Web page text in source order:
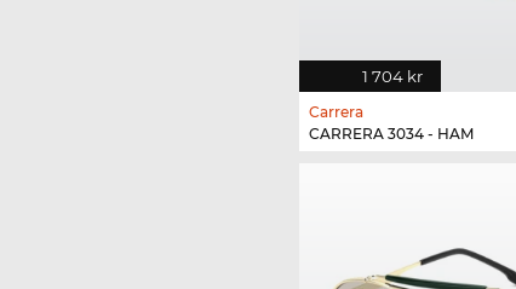
1 704 kr
Carrera
CARRERA 3034 - HAM